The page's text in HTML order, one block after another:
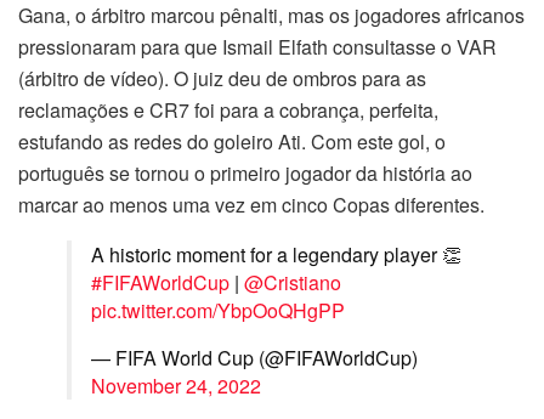
Gana, o árbitro marcou pênalti, mas os jogadores africanos
pressionaram para que Ismail Elfath consultasse o VAR
(árbitro de vídeo). O juiz deu de ombros para as
reclamações e CR7 foi para a cobrança, perfeita,
estufando as redes do goleiro Ati. Com este gol, o
português se tornou o primeiro jogador da história ao
marcar ao menos uma vez em cinco Copas diferentes.
A historic moment for a legendary player 👏
#FIFAWorldCup | @Cristiano
pic.twitter.com/YbpOoQHgPP
— FIFA World Cup (@FIFAWorldCup)
November 24, 2022